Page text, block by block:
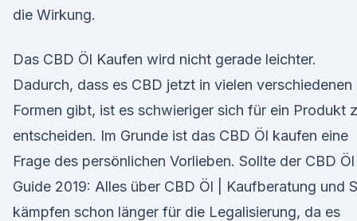
die Wirkung.
Das CBD Öl Kaufen wird nicht gerade leichter.
Dadurch, dass es CBD jetzt in vielen verschiedenen
Formen gibt, ist es schwieriger sich für ein Produkt
entscheiden. Im Grunde ist das CBD Öl kaufen eine
Frage des persönlichen Vorlieben. Sollte der CBD Öl
Guide 2019: Alles über CBD Öl | Kaufberatung und
kämpfen schon länger für die Legalisierung, da es